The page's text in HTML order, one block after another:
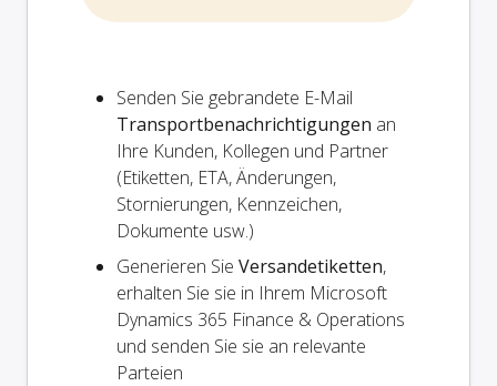
Senden Sie gebrandete E-Mail
Transportbenachrichtigungen an
Ihre Kunden, Kollegen und Partner
(Etiketten, ETA, Änderungen,
Stornierungen, Kennzeichen,
Dokumente usw.)
Generieren Sie Versandetiketten,
erhalten Sie sie in Ihrem Microsoft
Dynamics 365 Finance & Operations
und senden Sie sie an relevante
Parteien